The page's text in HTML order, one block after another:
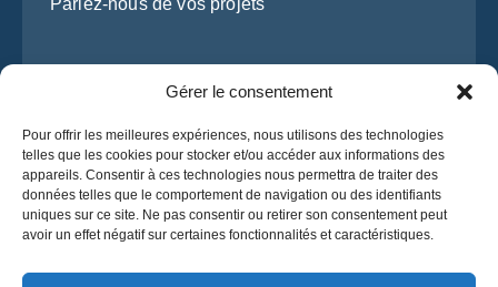
Gérer le consentement
Pour offrir les meilleures expériences, nous utilisons des technologies
telles que les cookies pour stocker et/ou accéder aux informations des
appareils. Consentir à ces technologies nous permettra de traiter des
données telles que le comportement de navigation ou des identifiants
uniques sur ce site. Ne pas consentir ou retirer son consentement peut
avoir un effet négatif sur certaines fonctionnalités et caractéristiques.
J’ai lu et j’accepte lapolitique de confidentialité
d’OsaBus.